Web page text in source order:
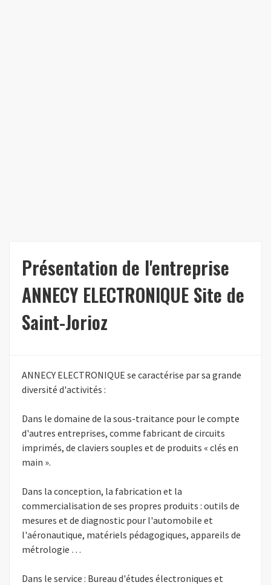
Présentation de l'entreprise
ANNECY ELECTRONIQUE Site de
Saint-Jorioz
ANNECY ELECTRONIQUE se caractérise par sa grande
diversité d'activités :
Dans le domaine de la sous-traitance pour le compte
d'autres entreprises, comme fabricant de circuits
imprimés, de claviers souples et de produits « clés en
main ».
Dans la conception, la fabrication et la
commercialisation de ses propres produits : outils de
mesures et de diagnostic pour l'automobile et
l'aéronautique, matériels pédagogiques, appareils de
métrologie …
Dans le service : Bureau d'études électroniques et